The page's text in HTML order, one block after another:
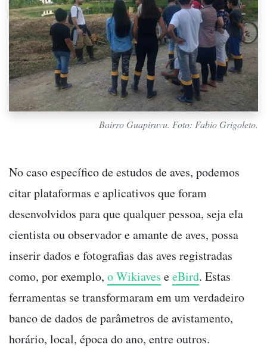
Bairro Guapiruvu. Foto: Fabio Grigoleto.
No caso específico de estudos de aves, podemos
citar plataformas e aplicativos que foram
desenvolvidos para que qualquer pessoa, seja ela
cientista ou observador e amante de aves, possa
inserir dados e fotografias das aves registradas
como, por exemplo, o Wikiaves eeBird. Estas
ferramentas se transformaram em um verdadeiro
banco de dados de parâmetros de avistamento,
horário, local, época do ano, entre outros.